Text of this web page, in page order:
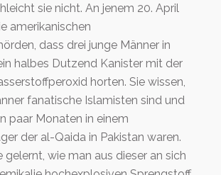
sie nicht. An jenem 20. April
amerikanischen
dass drei junge Männer in
halbes Dutzend Kanister mit der
horten. Sie wissen,
fanatische Islamisten sind und
paar Monaten in einem
der al-Qaida in Pakistan waren.
gelernt, wie man aus dieser an sich